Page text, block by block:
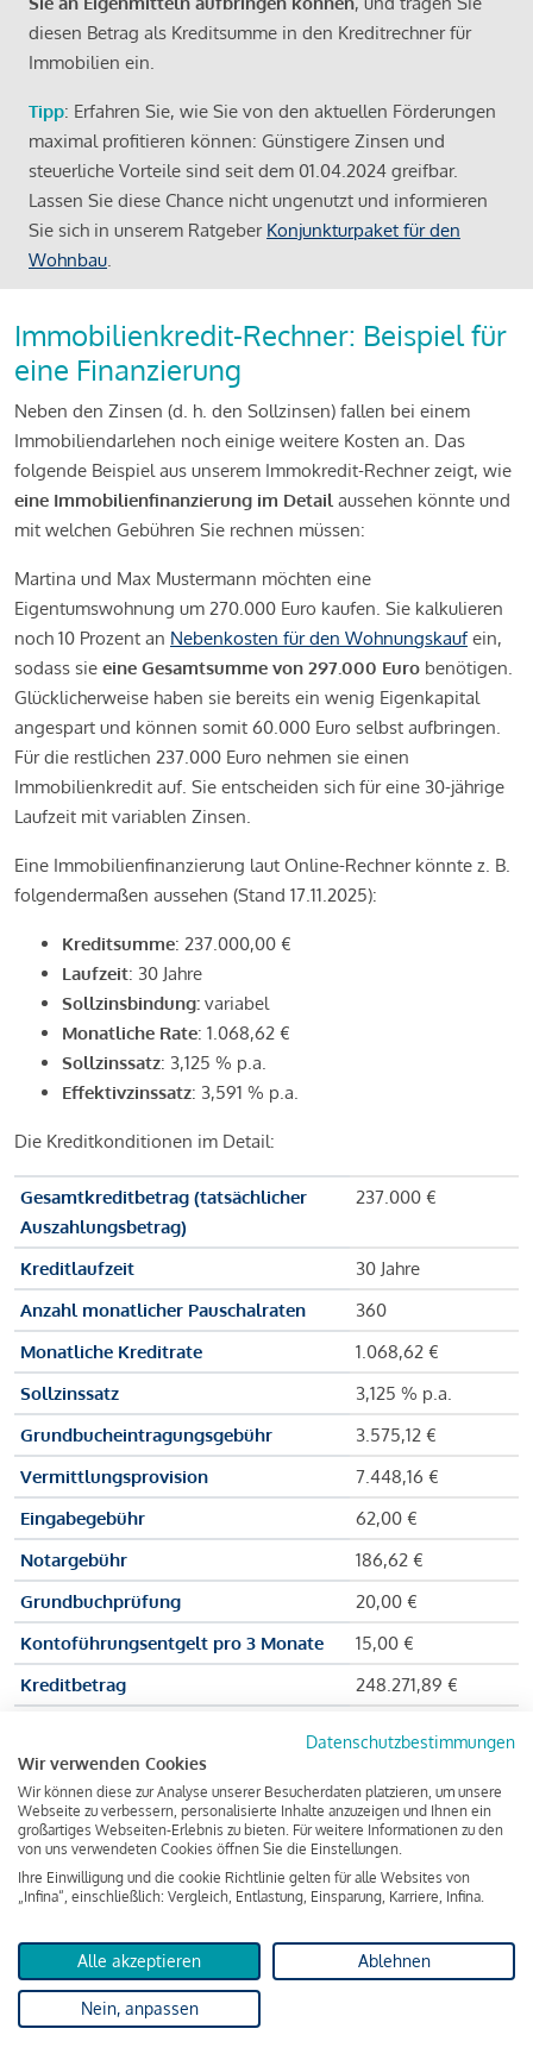
diesen Betrag als Kreditsumme in den Kreditrechner für
Immobilien ein.
Tipp: Erfahren Sie, wie Sie von den aktuellen Förderungen
maximal profitieren können: Günstigere Zinsen und
steuerliche Vorteile sind seit dem 01.04.2024 greifbar.
Lassen Sie diese Chance nicht ungenutzt und informieren
Sie sich in unserem Ratgeber Konjunkturpaket für den
Wohnbau.
Immobilienkredit-Rechner: Beispiel für
eine Finanzierung
Neben den Zinsen (d. h. den Sollzinsen) fallen bei einem
Immobiliendarlehen noch einige weitere Kosten an. Das
folgende Beispiel aus unserem Immokredit-Rechner zeigt, wie
eine Immobilienfinanzierung im Detail aussehen könnte und
mit welchen Gebühren Sie rechnen müssen:
Martina und Max Mustermann möchten eine
Eigentumswohnung um 270.000 Euro kaufen. Sie kalkulieren
noch 10 Prozent an Nebenkosten für den Wohnungskaufein,
sodass sie eine Gesamtsumme von 297.000 Euro benötigen.
Glücklicherweise haben sie bereits ein wenig Eigenkapital
angespart und können somit 60.000 Euro selbst aufbringen.
Für die restlichen 237.000 Euro nehmen sie einen
Immobilienkredit auf. Sie entscheiden sich für eine 30-jährige
Laufzeit mit variablen Zinsen.
Eine Immobilienfinanzierung laut Online-Rechner könnte z. B.
folgendermaßen aussehen (Stand 17.11.2025):
Kreditsumme: 237.000,00 €
Laufzeit: 30 Jahre
Sollzinsbindung: variabel
Monatliche Rate: 1.068,62 €
Sollzinssatz: 3,125 % p.a.
Effektivzinssatz: 3,591 % p.a.
Die Kreditkonditionen im Detail:
Gesamtkreditbetrag (tatsächlicher
Auszahlungsbetrag)
237.000 €
Kreditlaufzeit
30 Jahre
Anzahl monatlicher Pauschalraten
360
Monatliche Kreditrate
1.068,62 €
Sollzinssatz
3,125 % p.a.
Grundbucheintragungsgebühr
3.575,12 €
Vermittlungsprovision
7.448,16 €
Eingabegebühr
62,00 €
Notargebühr
186,62 €
Grundbuchprüfung
20,00 €
Kontoführungsentgelt pro 3 Monate
15,00 €
Kreditbetrag
248.271,89 €
Zu zahlender Gesamtbetrag
Kreditvermittler
INFINA Credit
Broker GmbH
von 237.000 Euro ausgezahlt, um die Wohnung zu kaufen.
Darüber hinaus fallen aber noch einige Gebühren an (z. B. die
Grundbucheintragungsgebühr), sodass die Bank den
Datenschutzbestimmungen
Wir verwenden Cookies
Wir können diese zur Analyse unserer Besucherdaten platzieren, um unsere
Webseite zu verbessern, personalisierte Inhalte anzuzeigen und Ihnen ein
großartiges Webseiten-Erlebnis zu bieten. Für weitere Informationen zu den
von uns verwendeten Cookies öffnen Sie die Einstellungen.
Ihre Einwilligung und die cookie Richtlinie gelten für alle Websites von
„Infina“, einschließlich: Vergleich, Entlastung, Einsparung, Karriere, Infina.
Alle akzeptieren Ablehnen
Nein, anpassen